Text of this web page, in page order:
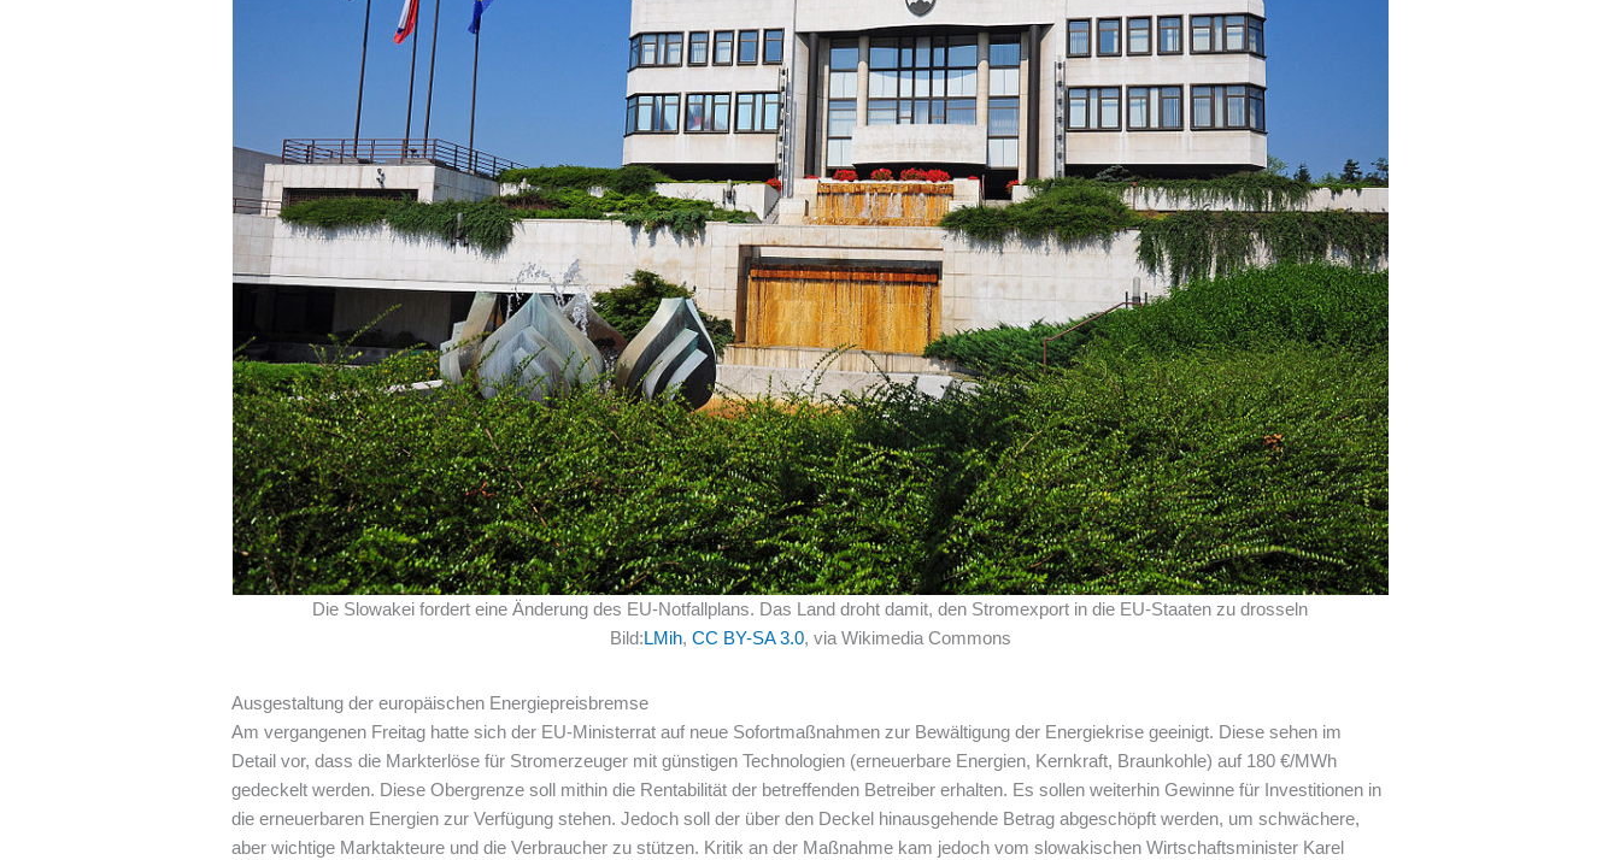
Die Slowakei fordert eine Änderung des EU-Notfallplans. Das Land droht damit, den Stromexport in die EU-Staaten zu drosseln
Bild:LMih, CC BY-SA 3.0, via Wikimedia Commons
Ausgestaltung der europäischen Energiepreisbremse
Am vergangenen Freitag hatte sich der EU-Ministerrat auf neue Sofortmaßnahmen zur Bewältigung der Energiekrise geeinigt. Diese sehen im
Detail vor, dass die Markterlöse für Stromerzeuger mit günstigen Technologien (erneuerbare Energien, Kernkraft, Braunkohle) auf 180 €/MWh
gedeckelt werden. Diese Obergrenze soll mithin die Rentabilität der betreffenden Betreiber erhalten. Es sollen weiterhin Gewinne für Investitionen in
die erneuerbaren Energien zur Verfügung stehen. Jedoch soll der über den Deckel hinausgehende Betrag abgeschöpft werden, um schwächere,
aber wichtige Marktakteure und die Verbraucher zu stützen. Kritik an der Maßnahme kam jedoch vom slowakischen Wirtschaftsminister Karel